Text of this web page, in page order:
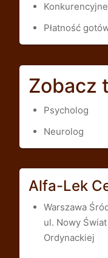
Płatność
Zobacz
Psycholog
Neurolog
Alfa-Lek
Warszawa
ul. Nowy
Ordynackiej